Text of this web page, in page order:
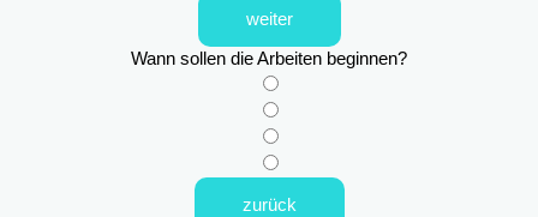
weiter
Wann sollen die Arbeiten beginnen?
zurück